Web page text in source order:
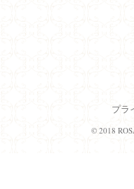
プラ
© 2018